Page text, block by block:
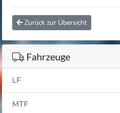
Zurück zur Übersicht
Fahrzeuge
LF
MTF